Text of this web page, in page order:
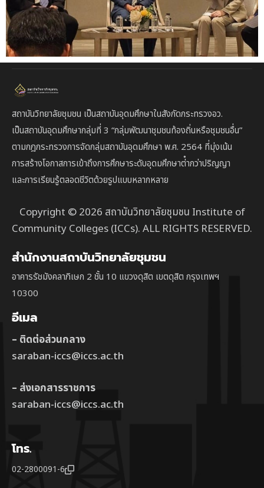
สถาบันวิทยาลัยชุมชน เป็นสถาบันอุดมศึกษาในสังกัดกระทรวงอว.
เป็นสถาบันอุดมศึกษากลุ่มที่ 3 “กลุ่มพัฒนาชุมชนท้องถิ่นหรือชุมชนอื่น”
ตามกฎกระทรวงการจัดกลุ่มสถาบันอุดมศึกษา พ.ศ. 2564 ที่มุ่งเน้น
การสร้างโอกาสการเข้าถึงการศึกษาระดับอุดมศึกษาต่ํากว่าปริญญา
และการเรียนรู้ตลอดชีวิตด้วยรูปแบบหลากหลาย
Copyright © 2026 สถาบันวิทยาลัยชุมชน Institute of
Community Colleges (ICCs). ALL RIGHTS RESERVED.
สำนักงานสถาบันวิทยาลัยชุมชน
อาคารรัชมังคลาภิเษก 2 ชั้น 10 แขวงดุสิต เขตดุสิต กรุงเทพฯ
10300
อีเมล
– ติดต่อส่วนกลาง
saraban-iccs@iccs.ac.th
– ส่งเอกสารราชการ
saraban-iccs@iccs.ac.th
โทร.
02-2800091-6